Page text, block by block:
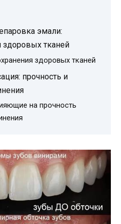
эмали:
здоровых тканей
здоровых тканей
прочность и
на прочность